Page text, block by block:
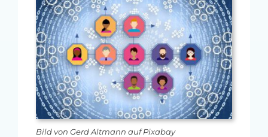
MFA-heute Newsletter-Anmeldung
Über uns
Ihre Werbung auf MFA-heute.de
Suche
nach:Bild von Gerd Altmann auf Pixabay